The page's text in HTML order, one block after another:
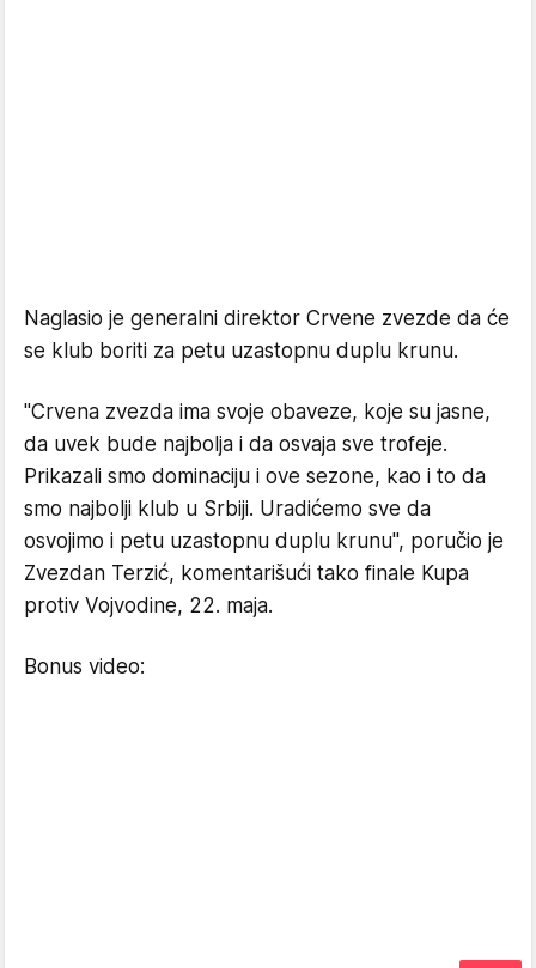
Naglasio je generalni direktor Crvene zvezde da će
se klub boriti za petu uzastopnu duplu krunu.
"Crvena zvezda ima svoje obaveze, koje su jasne,
da uvek bude najbolja i da osvaja sve trofeje.
Prikazali smo dominaciju i ove sezone, kao i to da
smo najbolji klub u Srbiji. Uradićemo sve da
osvojimo i petu uzastopnu duplu krunu", poručio je
Zvezdan Terzić, komentarišući tako finale Kupa
protiv Vojvodine, 22. maja.
Bonus video: